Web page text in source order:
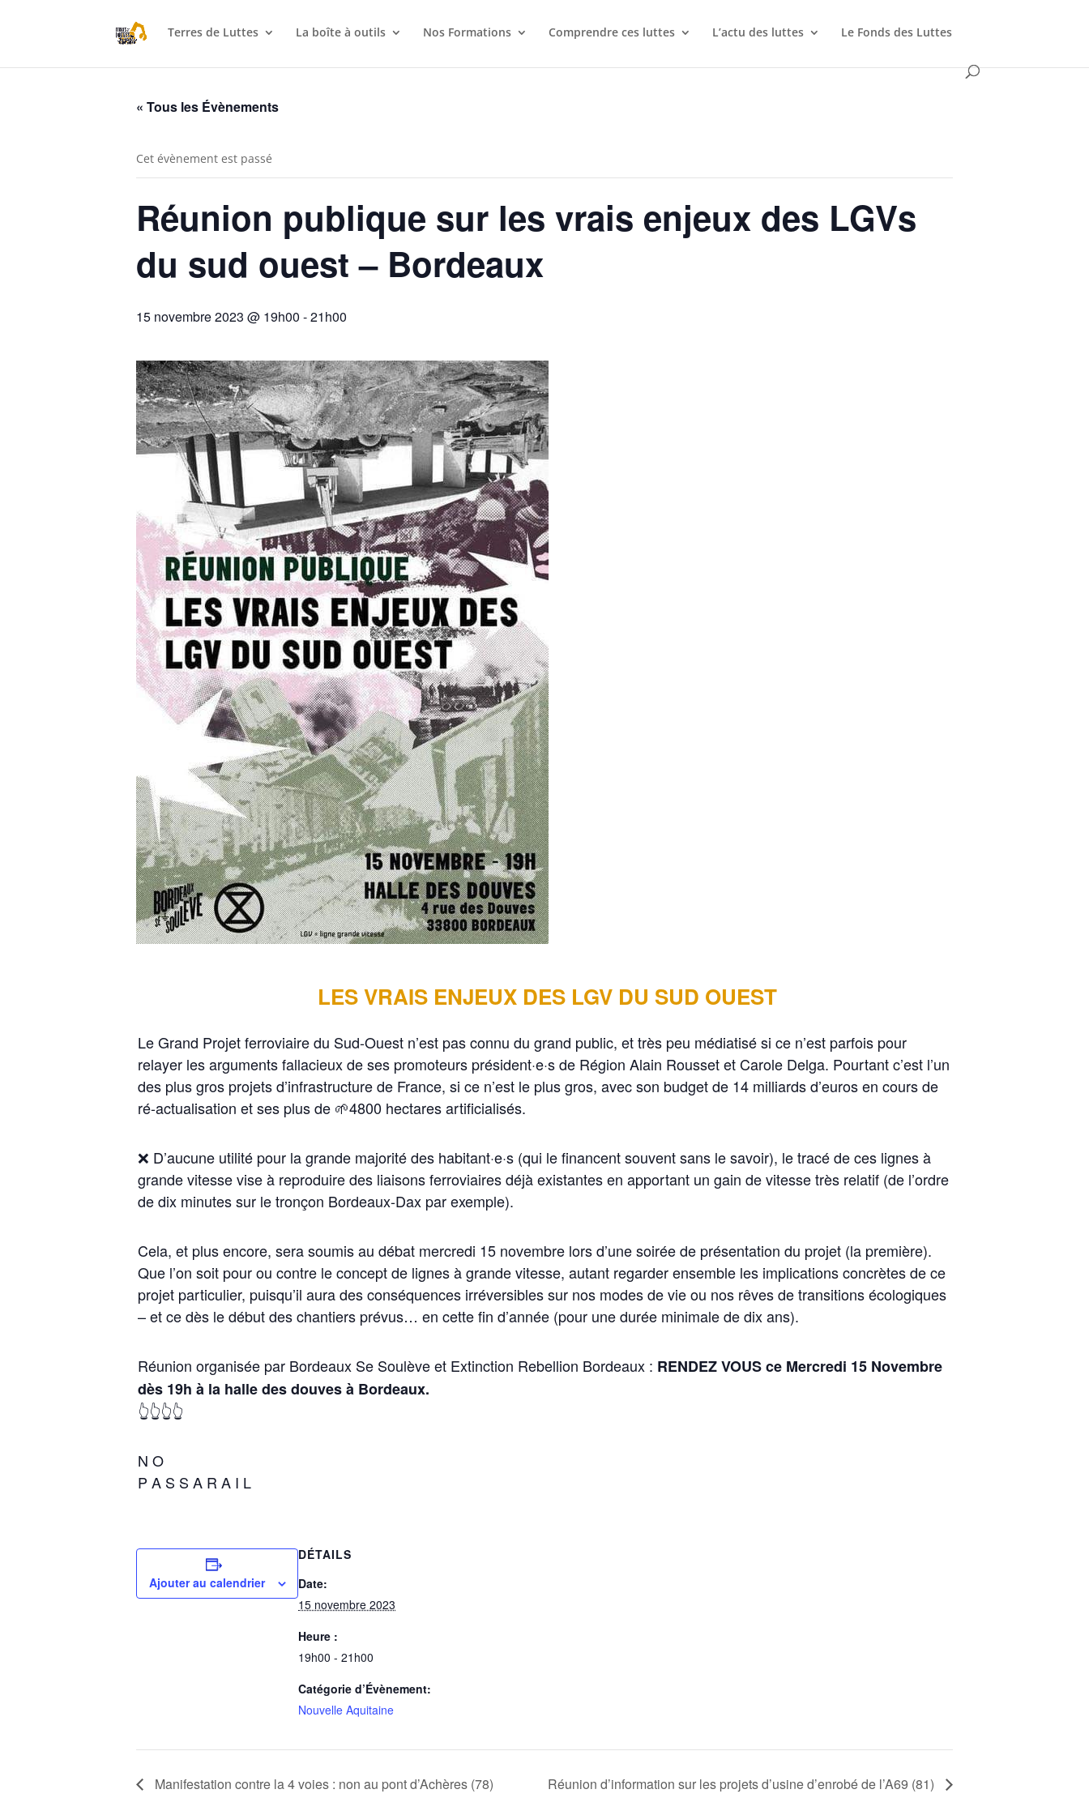
Terres de Luttes La boîte à outils Nos Formations Comprendre ces luttes L’actu des luttes Le Fonds des Luttes
« Tous les Évènements
Cet évènement est passé
Réunion publique sur les vrais enjeux des LGVs
du sud ouest – Bordeaux
15 novembre 2023 @ 19h00 -21h00
LES VRAIS ENJEUX DES LGV DU SUD OUEST
Le Grand Projet ferroviaire du Sud-Ouest n’est pas connu du grand public, et très peu médiatisé si ce n’est parfois pour
relayer les arguments fallacieux de ses promoteurs président·e·s de Région Alain Rousset et Carole Delga. Pourtant c’est l’un
des plus gros projets d’infrastructure de France, si ce n’est le plus gros, avec son budget de 14 milliards d’euros en cours de
ré-actualisation et ses plus de 🌱4800 hectares artificialisés.
❌ D’aucune utilité pour la grande majorité des habitant·e·s (qui le financent souvent sans le savoir), le tracé de ces lignes à
grande vitesse vise à reproduire des liaisons ferroviaires déjà existantes en apportant un gain de vitesse très relatif (de l’ordre
de dix minutes sur le tronçon Bordeaux-Dax par exemple).
Cela, et plus encore, sera soumis au débat mercredi 15 novembre lors d’une soirée de présentation du projet (la première).
Que l’on soit pour ou contre le concept de lignes à grande vitesse, autant regarder ensemble les implications concrètes de ce
projet particulier, puisqu’il aura des conséquences irréversibles sur nos modes de vie ou nos rêves de transitions écologiques
– et ce dès le début des chantiers prévus… en cette fin d’année (pour une durée minimale de dix ans).
Réunion organisée par Bordeaux Se Soulève et Extinction Rebellion Bordeaux : RENDEZ VOUS ce Mercredi 15 Novembre
dès 19h à la halle des douves à Bordeaux.
👆👆👆👆
N O
P A S S A R A I L
Ajouter au calendrier
DÉTAILS
Date:
15 novembre 2023
Heure :
19h00 - 21h00
Catégorie d’Évènement:
Nouvelle Aquitaine
Manifestation contre la 4 voies : non au pont d’Achères (78) Réunion d’information sur les projets d’usine d’enrobé de l’A69 (81)